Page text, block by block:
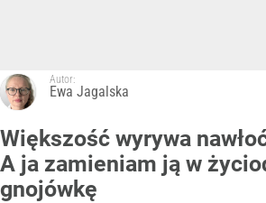
Autor:
Ewa Jagalska
Większość wyrywa
A ja zamieniam ją w
gnojówkę